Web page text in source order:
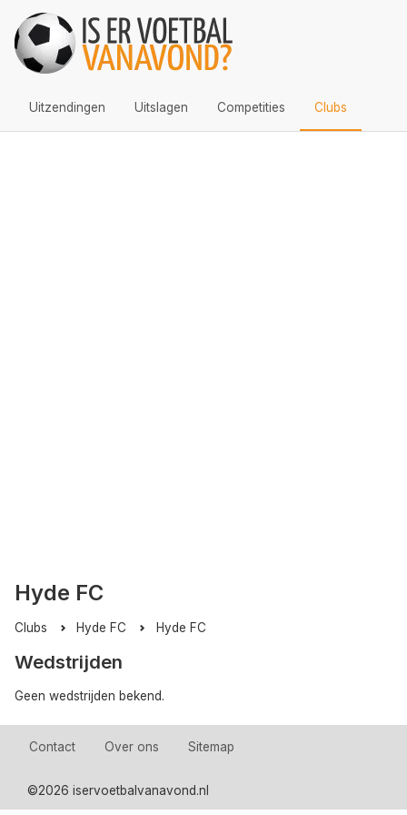
Uitzendingen Uitslagen Competities Clubs
Hyde FC
Clubs Hyde FC Hyde FC
Wedstrijden
Geen wedstrijden bekend.
Contact Over ons Sitemap
©2026 iservoetbalvanavond.nl